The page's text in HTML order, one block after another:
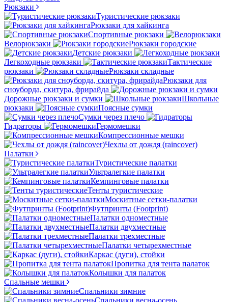
Рюкзаки
Туристические рюкзаки
Рюкзаки для хайкинга
Спортивные рюкзаки
Велорюкзаки
Рюкзаки городские
Детские рюкзаки
Легкоходные рюкзаки
Тактические
рюкзаки
Рюкзаки складные
Рюкзаки для
сноуборда, скитура, фрирайда
Дорожные рюкзаки и сумки
Школьные
рюкзаки
Поясные сумки
Сумки через плечо
Гидраторы
Гермомешки
Компрессионные мешки
Чехлы от дождя (raincover)
Палатки
Туристические палатки
Ультралегкие палатки
Кемпинговые палатки
Тенты туристические
Москитные сетки-палатки
Футпринты (Footprint)
Палатки одноместные
Палатки двухместные
Палатки трехместные
Палатки четырехместные
Каркас (дуги), стойки
Пропитка для тента палаток
Колышки для палаток
Спальные мешки
Спальники зимние
Спальники весна-осень